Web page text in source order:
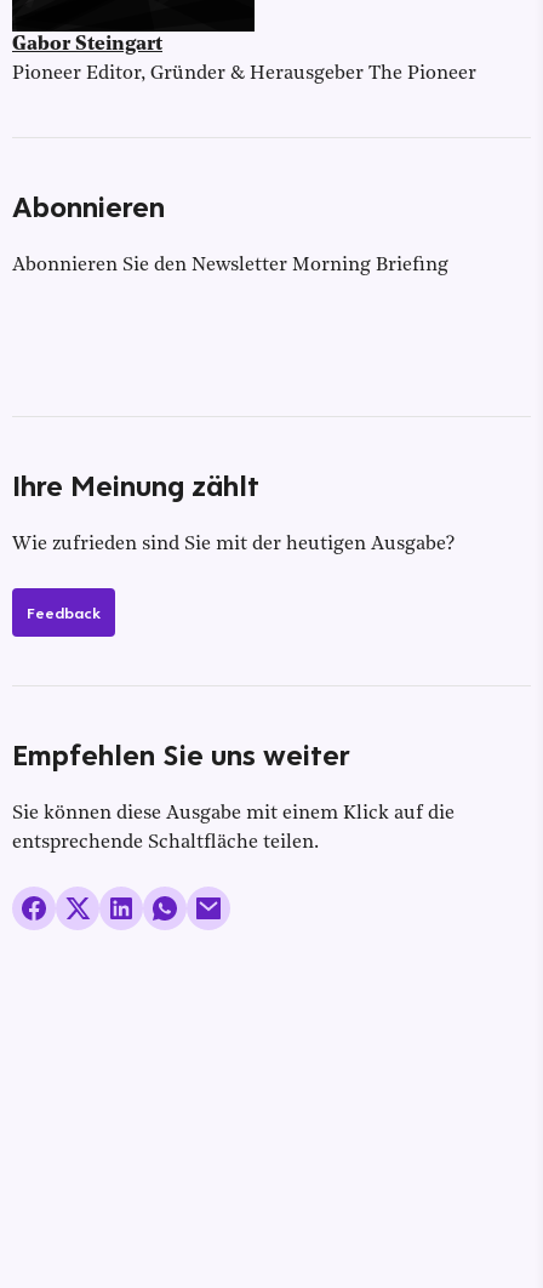
Gabor Steingart
Pioneer Editor, Gründer & Herausgeber The Pioneer
Abonnieren
Abonnieren Sie den Newsletter Morning Briefing
Ihre Meinung zählt
Wie zufrieden sind Sie mit der heutigen Ausgabe?
Feedback
Empfehlen Sie uns weiter
Sie können diese Ausgabe mit einem Klick auf die
entsprechende Schaltfläche teilen.